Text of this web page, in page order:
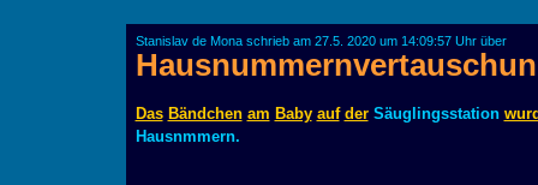
Stanislav de Mona schrieb am 27.5. 2020 um 14:09:57 Uhr über
Das Bändchen am Baby auf derSäuglingsstation
Hausnmmern.